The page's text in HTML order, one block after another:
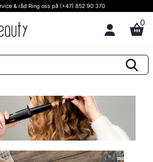
& råd Ring oss på (+47) 852 90 370
0